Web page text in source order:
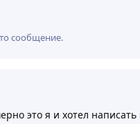
сообщение.
это я и хотел